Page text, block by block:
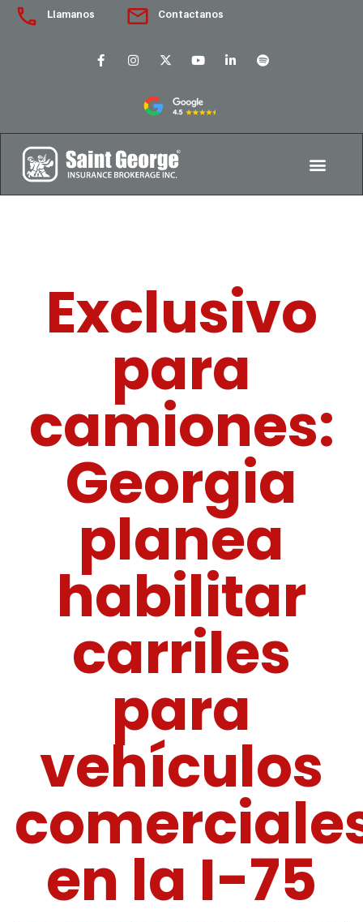
Llamanos Contactanos
Exclusivo
para
camiones:
Georgia
planea
habilitar
carriles
para
vehículos
en la I-75